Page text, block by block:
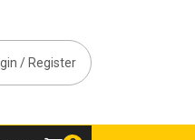
/ Register